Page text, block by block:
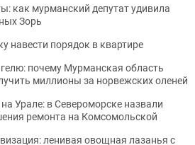
как мурманский депутат удивила
Зорь
навести порядок в квартире
почему Мурманская область
миллионы за норвежских оленей
Урале: в Североморске назвали
ремонта на Комсомольской
ленивая овощная лазанья с